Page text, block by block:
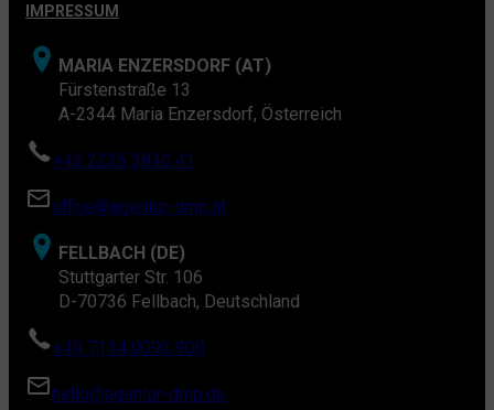
IMPRESSUM
MARIA ENZERSDORF (AT)
Fürstenstraße 13
A-2344 Maria Enzersdorf, Österreich
+43 2236 3840 41
office@agentur-dmp.at
FELLBACH (DE)
Stuttgarter Str. 106
D-70736 Fellbach, Deutschland
+49 7114 0092 900
hello@agentur-dmp.de